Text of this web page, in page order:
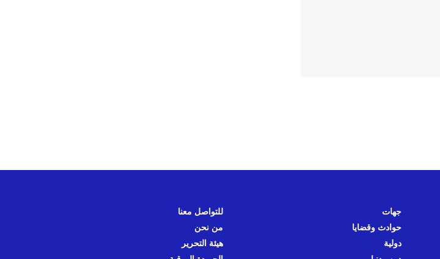
جهات
حوادث وقضايا
دولية
للتواصل معنا
من نحن
هيئة التحرير